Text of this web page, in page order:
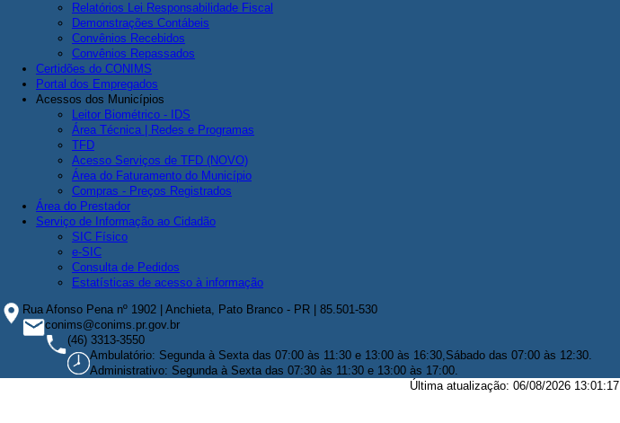
Relatórios Lei Responsabilidade Fiscal
Demonstrações Contábeis
Convênios Recebidos
Convênios Repassados
Certidões do CONIMS
Portal dos Empregados
Acessos dos Municípios
Leitor Biométrico - IDS
Área Técnica | Redes e Programas
TFD
Acesso Serviços de TFD (NOVO)
Área do Faturamento do Município
Compras - Preços Registrados
Área do Prestador
Serviço de Informação ao Cidadão
SIC Físico
e-SIC
Consulta de Pedidos
Estatísticas de acesso à informação
Rua Afonso Pena nº 1902 | Anchieta, Pato Branco - PR | 85.501-530
conims@conims.pr.gov.br
(46) 3313-3550
Ambulatório: Segunda à Sexta das 07:00 às 11:30 e 13:00 às 16:30,Sábado das 07:00 às 12:30.
Administrativo: Segunda à Sexta das 07:30 às 11:30 e 13:00 às 17:00.
Última atualização: 06/08/2026 13:01:17